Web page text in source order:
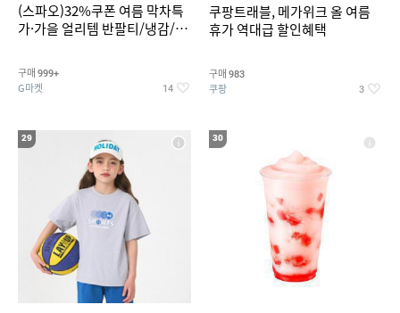
(스파오)32%쿠폰 여름 막차특
가·가을 얼리템 반팔티/냉감/반
건 외 ~74%OFF
구매 999+
G마켓 14
쿠팡트래블, 메가위크 올 여름
휴가 역대급 할인혜택
구매 983
쿠팡 3
29 30